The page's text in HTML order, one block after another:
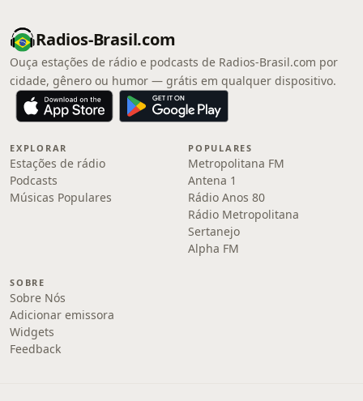
Radios-Brasil.com
Ouça estações de rádio e podcasts de Radios-Brasil.com por
cidade, gênero ou humor — grátis em qualquer dispositivo.
EXPLORAR
Estações de rádio
Podcasts
Músicas Populares
POPULARES
Metropolitana FM
Antena 1
Rádio Anos 80
Rádio Metropolitana
Sertanejo
Alpha FM
SOBRE
Sobre Nós
Adicionar emissora
Widgets
Feedback